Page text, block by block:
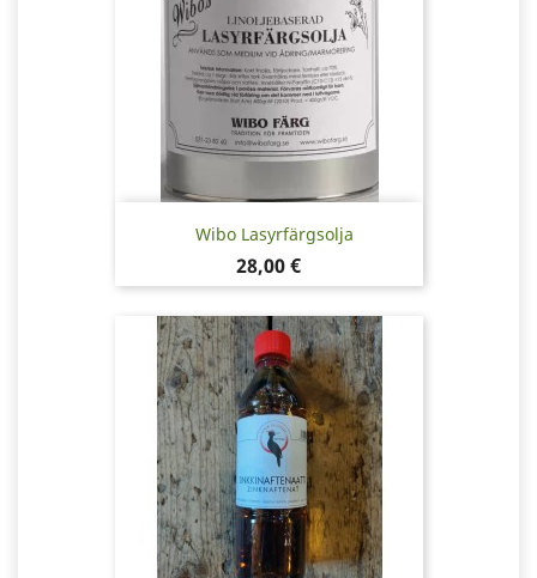
Wibo Lasyrfärgsolja
Pris
28,00 €